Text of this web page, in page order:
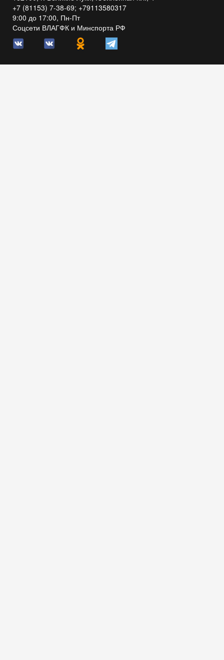
+7 (81153) 7-38-69; +79113580317
9:00 до 17:00, Пн-Пт
Соцсети ВЛАГФК и Минспорта РФ